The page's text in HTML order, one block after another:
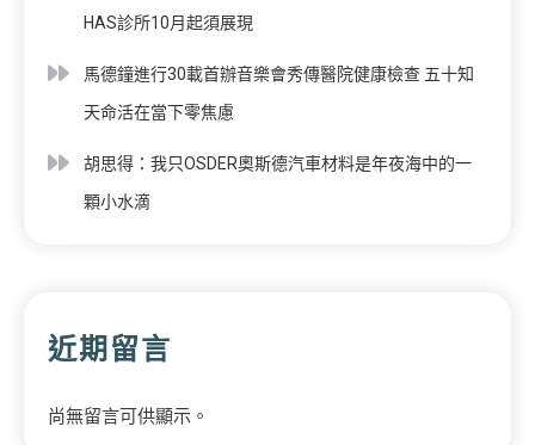
HAS診所10月起須展現
馬德鐘進行30載首辦音樂會秀傳醫院健康檢查 五十知
天命活在當下零焦慮
胡思得：我只OSDER奧斯德汽車材料是年夜海中的一
顆小水滴
近期留言
尚無留言可供顯示。